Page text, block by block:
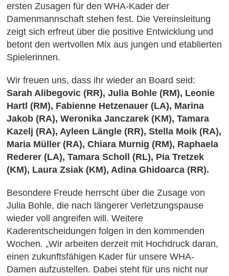
ersten Zusagen für den WHA-Kader der
Damenmannschaft stehen fest. Die Vereinsleitung
zeigt sich erfreut über die positive Entwicklung und
betont den wertvollen Mix aus jungen und etablierten
Spielerinnen.
Wir freuen uns, dass ihr wieder an Board seid:
Sarah Alibegovic (RR), Julia Bohle (RM), Leonie
Hartl (RM), Fabienne Hetzenauer (LA), Marina
Jakob (RA), Weronika Janczarek (KM), Tamara
Kazelj (RA), Ayleen Längle (RR), Stella Moik (RA),
Maria Müller (RA), Chiara Murnig (RM), Raphaela
Rederer (LA), Tamara Scholl (RL), Pia Tretzek
(KM), Laura Zsiak (KM), Adina Ghidoarca (RR).
Besondere Freude herrscht über die Zusage von
Julia Bohle, die nach längerer Verletzungspause
wieder voll angreifen will. Weitere
Kaderentscheidungen folgen in den kommenden
Wochen. „Wir arbeiten derzeit mit Hochdruck daran,
einen zukunftsfähigen Kader für unsere WHA-
Damen aufzustellen. Dabei steht für uns nicht nur